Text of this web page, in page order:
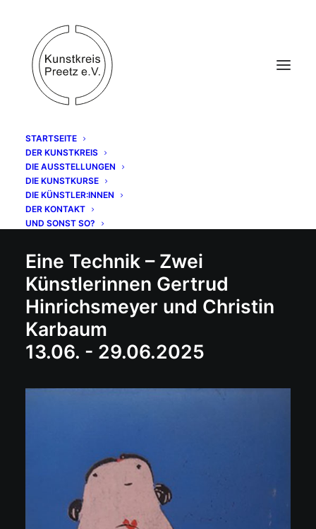
STARTSEITE
DER KUNSTKREIS
DIE AUSSTELLUNGEN
DIE KUNSTKURSE
DIE KÜNSTLER:INNEN
DER KONTAKT
UND SONST SO?
HOLZSCHNITT
Eine Technik – Zwei
Künstlerinnen Gertrud
Hinrichsmeyer und Christin
Karbaum
13.06. - 29.06.2025